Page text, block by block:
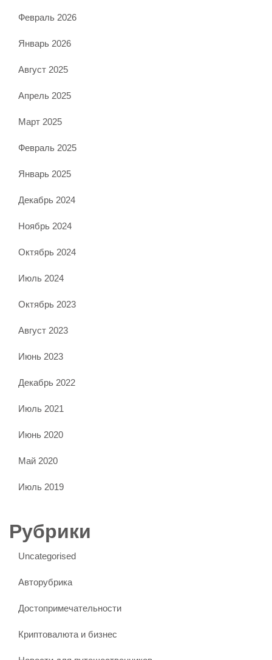
Февраль 2026
Январь 2026
Август 2025
Апрель 2025
Март 2025
Февраль 2025
Январь 2025
Декабрь 2024
Ноябрь 2024
Октябрь 2024
Июль 2024
Октябрь 2023
Август 2023
Июнь 2023
Декабрь 2022
Июль 2021
Июнь 2020
Май 2020
Июль 2019
Рубрики
Uncategorised
Авторубрика
Достопримечательности
Криптовалюта и бизнес